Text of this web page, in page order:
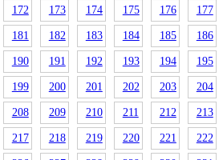
172 173 174 175 176 177
181 182 183 184 185 186
190 191 192 193 194 195
199 200 201 202 203 204
208 209 210 211 212 213
217 218 219 220 221 222